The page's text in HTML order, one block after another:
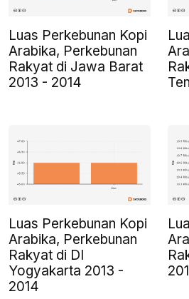
Luas Perkebunan Kopi
Arabika, Perkebunan
Rakyat di Jawa Barat
2013 - 2014
Luas Perkebunan Kopi
Arabika, Perkebunan
Rakyat di DI
Yogyakarta 2013 -
2014